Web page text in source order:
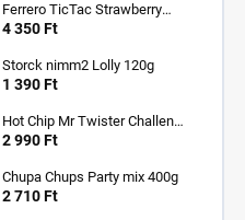
Ferrero TicTac Strawberry
228g
4 350 Ft
Storck nimm2 Lolly 120g
1 390 Ft
Hot Chip Mr Twister Challenge
120g
2 990 Ft
Chupa Chups Party mix 400g
2 710 Ft